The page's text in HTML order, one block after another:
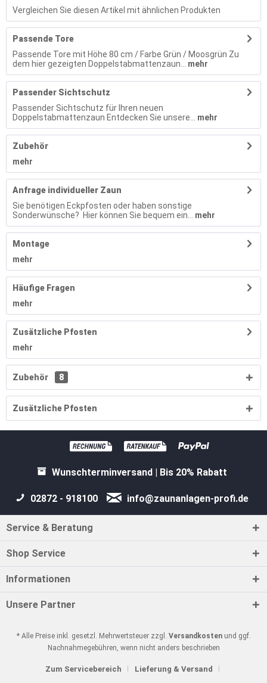
Vergleichen Sie diesen Artikel mit ähnlichen Produkten
Passende Tore
Passende Tore mit Höhe 80 cm / Farbe Grün / Moosgrün Zu
dem hier gezeigten Doppelstabmattenzaun...
mehr
Passender Sichtschutz
Passender Sichtschutz für Ihren neuen
Doppelstabmattenzaun Entdecken Sie unsere...
mehr
Zubehör
mehr
Anfrage individueller Zaun
Sie benötigen Eckpfosten oder haben sonstige
Sonderwünsche? Hier können Sie bequem ein...
mehr
Montage
mehr
Häufige Fragen
mehr
Zusätzliche Pfosten
mehr
Zubehör 8
Zusätzliche Pfosten
Wunschterminversand | Bis 20% Rabatt
02872 - 918100 info@zaunanlagen-profi.de
Service & Beratung
Shop Service
Informationen
Unsere Partner
* Alle Preise inkl. gesetzl. Mehrwertsteuer zzgl. Versandkostenund ggf.
Nachnahmegebühren, wenn nicht anders beschrieben
Zum Servicebereich Lieferung & Versand